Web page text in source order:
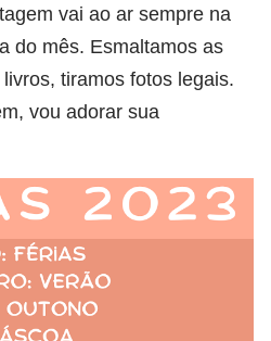
vai ao ar sempre na
do mês. Esmaltamos as
tiramos fotos legais.
vou adorar sua